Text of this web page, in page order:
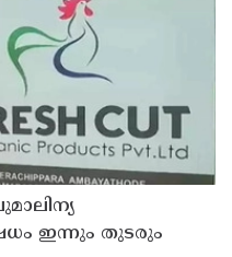
ഇന്നും തുടരും